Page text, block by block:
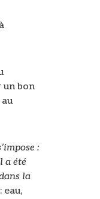
un bon
:
a été
la
eau,